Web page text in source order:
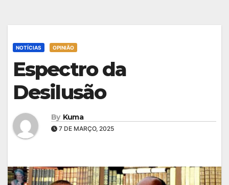
NOTÍCIAS OPINIÃO
Espectro da
Desilusão
By Kuma
7 DE MARÇO, 2025